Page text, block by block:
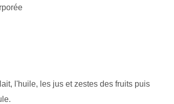
l'huile, les jus et zestes des fruits puis